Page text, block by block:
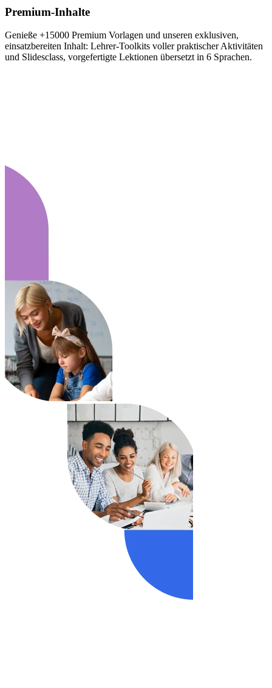
Premium-Inhalte
Genieße +15000 Premium Vorlagen und unseren exklusiven,
einsatzbereiten Inhalt: Lehrer-Toolkits voller praktischer Aktivitäten
und Slidesclass, vorgefertigte Lektionen übersetzt in 6 Sprachen.